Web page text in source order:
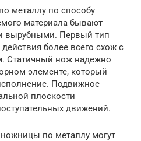
металлу по способу
материала бывают
вырубными. Первый тип
более всего схож с
Статичный нож надежно
элементе, который
Подвижное
плоскости
движений.
по металлу могут